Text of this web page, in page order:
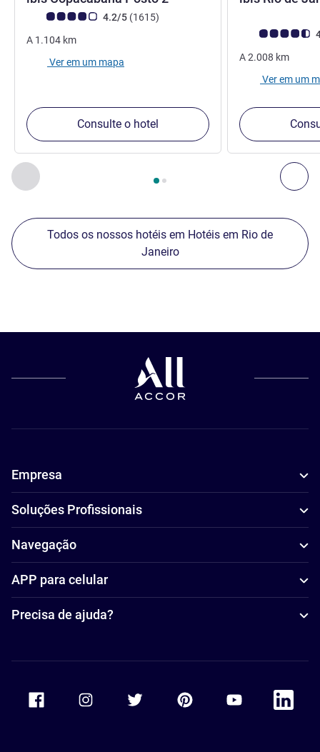
Anterior - Nossos outros estabelecimentos nas
Página , Nossos outros estabelecimentos nas
Classificação clientes Avis (Classificação ALL)
4.2/5 (1615comentários
)
A 1.104 km
Ver em um mapa
Consulte o hotel
Classificação
A2.008 km
Ver em um
Todos os nossos hotéis em Hotéis em Rio de
Janeiro
Empresa
Soluções Profissionais
Navegação
APP para celular
Precisa de ajuda?
Accor Facebook Accor TwitterAccor PinterestAccor Youtube
Accor